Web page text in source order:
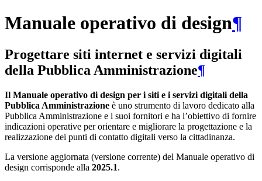
Manuale operativo di design¶
Progettare siti internet e servizi digitali
della Pubblica Amministrazione¶
Il Manuale operativo di design per i siti e i servizi digitali della
Pubblica Amministrazione è uno strumento di lavoro dedicato alla
Pubblica Amministrazione e i suoi fornitori e ha l’obiettivo di fornire
indicazioni operative per orientare e migliorare la progettazione e la
realizzazione dei punti di contatto digitali verso la cittadinanza.
La versione aggiornata (versione corrente) del Manuale operativo di
design corrisponde alla 2025.1.